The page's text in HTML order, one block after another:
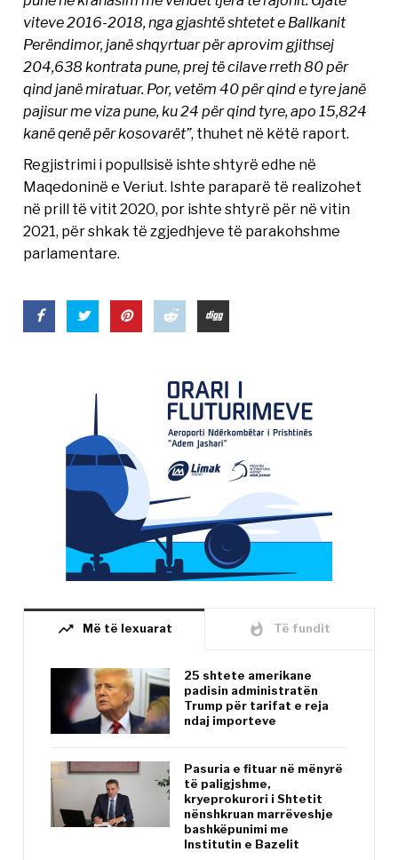
viteve 2016-2018, nga gjashtë shtetet e Ballkanit
Perëndimor, janë shqyrtuar për aprovim gjithsej
204,638 kontrata pune, prej të cilave rreth 80 për
qind janë miratuar. Por, vetëm 40 për qind e tyre janë
pajisur me viza pune, ku 24 për qind tyre, apo 15,824
kanë qenë për kosovarët”, thuhet në këtë raport.
Regjistrimi i popullsisë ishte shtyrë edhe në
Maqedoninë e Veriut. Ishte paraparë të realizohet
në prill të vitit 2020, por ishte shtyrë për në vitin
2021, për shkak të zgjedhjeve të parakohshme
parlamentare.
trending_up Më të lexuarat whatshot Të fundit
25 shtete amerikane
padisin administratën
Trump për tarifat e reja
ndaj importeve
Pasuria e fituar në mënyrë
të paligjshme,
kryeprokurori i Shtetit
nënshkruan marrëveshje
bashkëpunimi me
Institutin e Bazelit